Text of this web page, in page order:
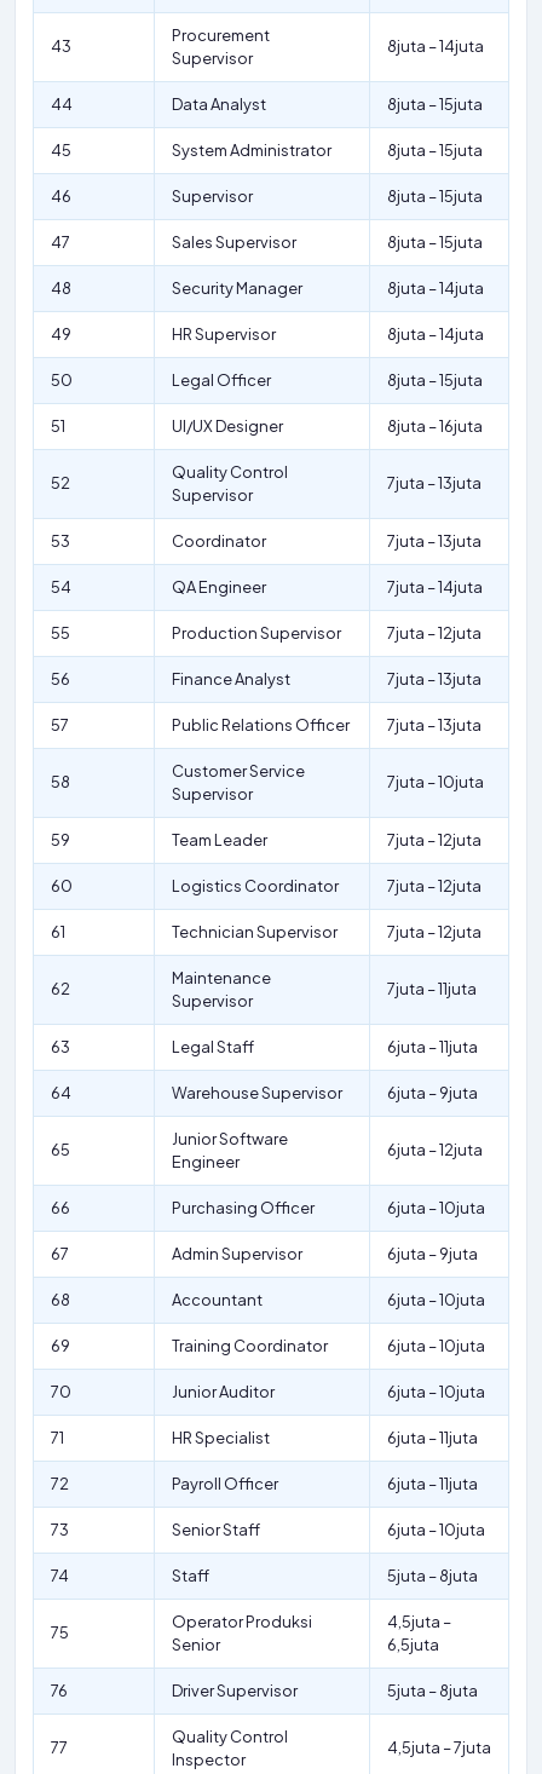
43
Procurement
Supervisor
8juta – 14juta
44 Data Analyst 8juta – 15juta
45 System Administrator 8juta – 15juta
46 Supervisor 8juta – 15juta
47 Sales Supervisor 8juta – 15juta
48 Security Manager 8juta – 14juta
49 HR Supervisor 8juta – 14juta
50 Legal Officer 8juta – 15juta
51 UI/UX Designer 8juta – 16juta
52
Quality Control
Supervisor
7juta – 13juta
53 Coordinator 7juta – 13juta
54 QA Engineer 7juta – 14juta
55 Production Supervisor 7juta – 12juta
56 Finance Analyst 7juta – 13juta
57 Public Relations Officer 7juta – 13juta
58
Customer Service
Supervisor
7juta – 10juta
59 Team Leader 7juta – 12juta
60 Logistics Coordinator 7juta – 12juta
61 Technician Supervisor 7juta – 12juta
62
Maintenance
Supervisor
7juta – 11juta
63 Legal Staff 6juta – 11juta
64 Warehouse Supervisor 6juta – 9juta
65
Junior Software
Engineer
6juta – 12juta
66 Purchasing Officer 6juta – 10juta
67 Admin Supervisor 6juta – 9juta
68 Accountant 6juta – 10juta
69 Training Coordinator 6juta – 10juta
70 Junior Auditor 6juta – 10juta
71 HR Specialist 6juta – 11juta
72 Payroll Officer 6juta – 11juta
73 Senior Staff 6juta – 10juta
74 Staff 5juta – 8juta
75
Operator Produksi
Senior
4,5juta –
6,5juta
76 Driver Supervisor 5juta – 8juta
77
Quality Control
Inspector
4,5juta – 7juta